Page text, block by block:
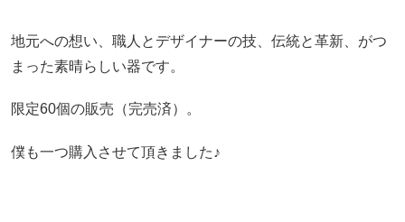
地元への想い、職人とデザイナーの技、伝統と革新、がつ
まった素晴らしい器です。
限定60個の販売（完売済）。
僕も一つ購入させて頂きました♪